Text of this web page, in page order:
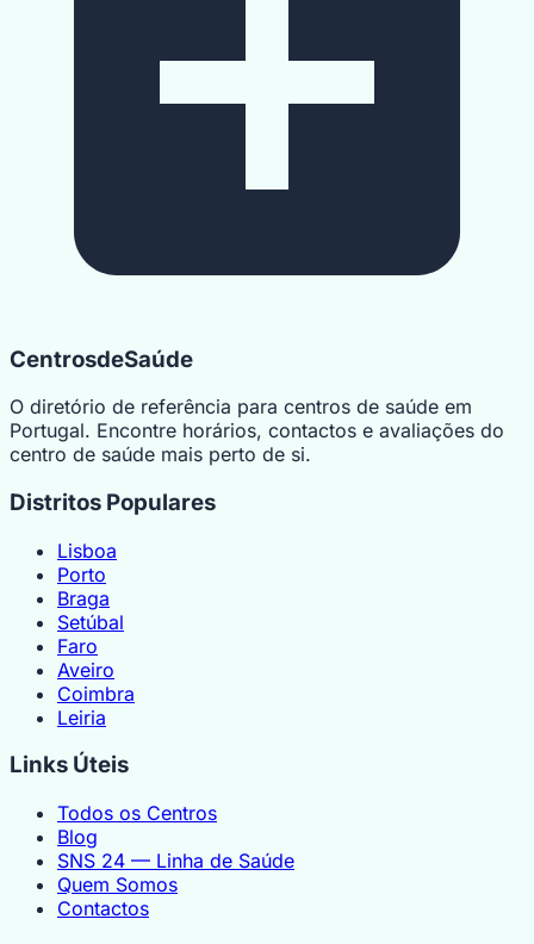
CentrosdeSaúde
O diretório de referência para centros de saúde em
Portugal. Encontre horários, contactos e avaliações do
centro de saúde mais perto de si.
Distritos Populares
Lisboa
Porto
Braga
Setúbal
Faro
Aveiro
Coimbra
Leiria
Links Úteis
Todos os Centros
Blog
SNS 24 — Linha de Saúde
Quem Somos
Contactos